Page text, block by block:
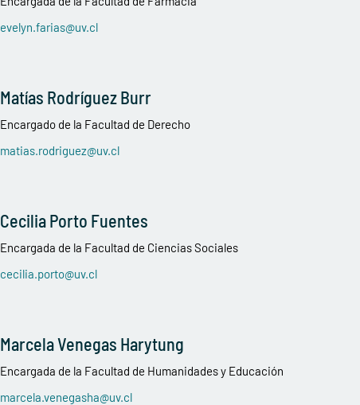
evelyn.farias@uv.cl
Matías Rodríguez Burr
Encargado de la Facultad de Derecho
matias.rodriguez@uv.cl
Cecilia Porto Fuentes
Encargada de la Facultad de Ciencias Sociales
cecilia.porto@uv.cl
Marcela Venegas Harytung
Encargada de la Facultad de Humanidades y Educación
marcela.venegasha@uv.cl